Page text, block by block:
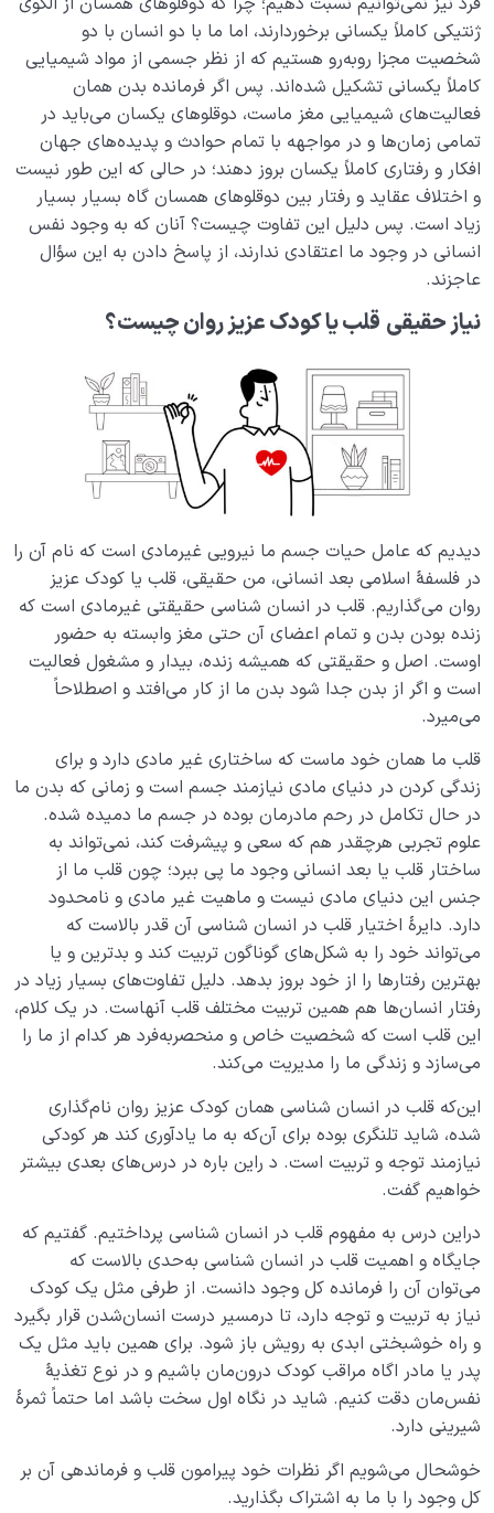
ژنتیکی کاملاً یکسانی برخوردارند، اما ما با دو انسان با دو
شخصیت مجزا روبه‌رو هستیم که از نظر جسمی از مواد شیمیایی
کاملاً یکسانی تشکیل شده‌اند. پس اگر فرمانده بدن همان
فعالیت‌های شیمیایی مغز ماست، دوقلوهای یکسان می‌باید در
تمامی زمان‌ها و در مواجهه با تمام حوادث و پدیده‌های جهان
افکار و رفتاری کاملاً یکسان بروز دهند؛ در حالی که این طور نیست
و اختلاف عقاید و رفتار بین دوقلوهای همسان گاه بسیار بسیار
زیاد است. پس دلیل این تفاوت چیست؟ آنان که به وجود نفس
انسانی در وجود ما اعتقادی ندارند، از پاسخ دادن به این سؤال
عاجزند.
نیاز حقیقی قلب یا کودک عزیز روان چیست؟
دیدیم که عامل حیات جسم ما نیرویی غیرمادی است که نام آن را
در فلسفۀ اسلامی بعد انسانی، من حقیقی، قلب یا کودک عزیز
روان می‌گذاریم. قلب در انسان شناسی حقیقتی غیرمادی است که
زنده بودن بدن و تمام اعضای آن حتی مغز وابسته به حضور
اوست. اصل و حقیقتی که همیشه زنده، بیدار و مشغول فعالیت
است و اگر از بدن جدا شود بدن ما از کار می‌افتد و اصطلاحاً
می‌میرد.
قلب ما همان خود ماست که ساختاری غیر مادی دارد و برای
زندگی کردن در دنیای مادی نیازمند جسم است و زمانی که بدن ما
در حال تکامل در رحم مادرمان بوده در جسم ما دمیده شده.
علوم تجربی هرچقدر هم که سعی و پیشرفت کند، نمی‌تواند به
ساختار قلب یا بعد انسانی وجود ما پی ببرد؛ چون قلب ما از
جنس این دنیای مادی نیست و ماهیت غیر مادی و نامحدود
دارد. دایرۀ اختیار قلب در انسان شناسی آن قدر بالاست که
می‌تواند خود را به شکل‌های گوناگون تربیت کند و بدترین و یا
بهترین رفتارها را از خود بروز بدهد. دلیل تفاوت‌های بسیار زیاد در
رفتار انسان‌ها هم همین تربیت مختلف قلب آنهاست. در یک کلام،
این قلب است که شخصیت خاص و منحصربه‌فرد هر کدام از ما را
می‌سازد و زندگی ما را مدیریت می‌کند.
این‌که قلب در انسان شناسی همان کودک عزیز روان نام‌گذاری
شده، شاید تلنگری بوده برای آن‌که به ما یادآوری کند هر کودکی
نیازمند توجه و تربیت است. د راین باره در درس‌های بعدی بیشتر
خواهیم گفت.
دراین درس به مفهوم قلب در انسان شناسی پرداختیم. گفتیم که
جایگاه و اهمیت قلب در انسان شناسی به‌حدی بالاست که
می‌توان آن را فرمانده کل وجود دانست. از طرفی مثل یک کودک
نیاز به تربیت و توجه دارد، تا درمسیر درست انسان‌شدن قرار بگیرد
و راه خوشبختی ابدی به رویش باز شود. برای همین باید مثل یک
پدر یا مادر اگاه مراقب کودک درون‌مان باشیم و در نوع تغذیۀ
نفس‌مان دقت کنیم. شاید در نگاه اول سخت باشد اما حتماً ثمرۀ
شیرینی دارد.
خوشحال می‌شویم اگر نظرات خود پیرامون قلب و فرماندهی آن بر
کل وجود را با ما به اشتراک بگذارید.